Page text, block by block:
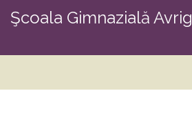
Şcoala Gimnazială Avrig